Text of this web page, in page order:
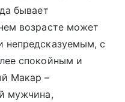
бывает
возрасте может
непредсказуемым, с
спокойным и
Макар –
мужчина,